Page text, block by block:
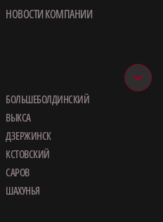
НОВОСТИ КОМПАНИИ
БОЛЬШЕБОЛДИНСКИЙ
ВЫКСА
ДЗЕРЖИНСК
КСТОВСКИЙ
САРОВ
ШАХУНЬЯ